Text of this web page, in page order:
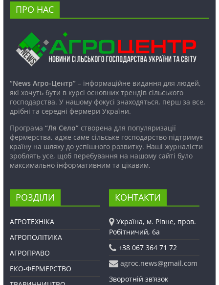
ПРО НАС
“News Агро-Центр”– інформаційне видання для людей,
які хочуть бути в курсі основних трендів сільського
господарства. У нашому фокусі знаходяться, перш за все,
дрібні та середні фермери України.
Програма “Ля Село”створена для популяризації
фермерства, адже саме сільське господарство підтримує
країну на шляху до успішного розвитку. Наші журналісти
зроблять усе, щоб перебування на нашому сайті було
максимально інформативним та цікавим.
РОЗДІЛИ
АГРОТЕХНІКА
АГРОПОЛІТИКА
АГРОПРАВО
ЕКО-ФЕРМЕРСТВО
КОНТАКТИ
Україна, м. Рівне, пров.
Робітничий, 6а
+38 067 364 71 72
agroc.news@gmail.com
Зворотній зв’язок